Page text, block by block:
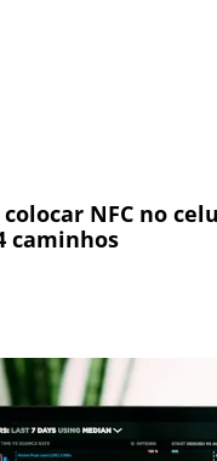
colocar NFC no
caminhos